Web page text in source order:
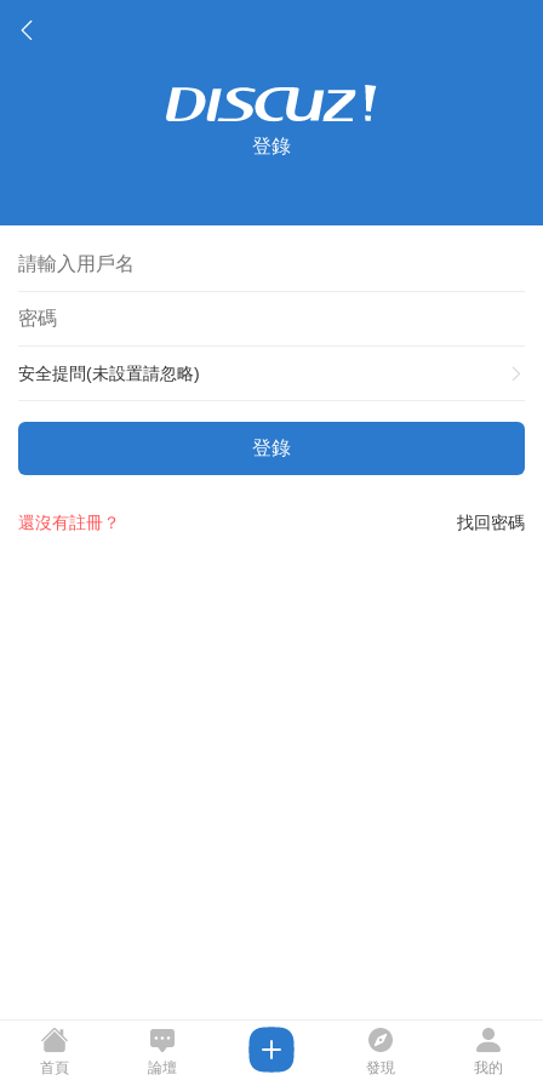
登錄
安全提問(未設置請忽略)
登錄
找回密碼
還沒有註冊？
首頁 論壇 發現 我的